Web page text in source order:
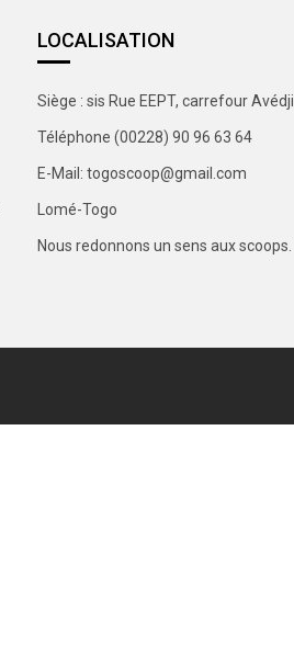
LOCALISATION
Siège : sis Rue EEPT, carrefour Avédji
Téléphone (00228) 90 96 63 64
E-Mail: togoscoop@gmail.com
Lomé-Togo
Nous redonnons un sens aux scoops.